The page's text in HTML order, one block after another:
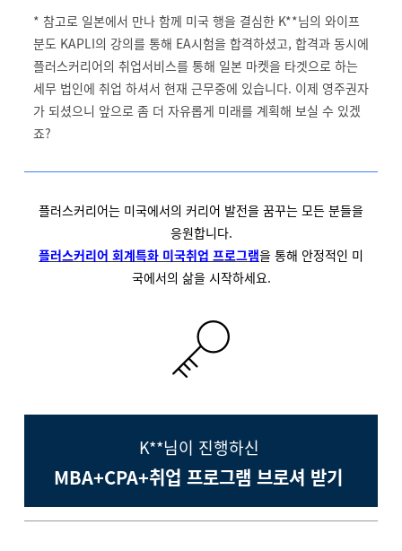
* 참고로 일본에서 만나 함께 미국 행을 결심한 K**님의 와이프
분도 KAPLI의 강의를 통해 EA시험을 합격하셨고, 합격과 동시에
플러스커리어의 취업서비스를 통해 일본 마켓을 타겟으로 하는
세무 법인에 취업 하셔서 현재 근무중에 있습니다. 이제 영주권자
가 되셨으니 앞으로 좀 더 자유롭게 미래를 계획해 보실 수 있겠
죠?
플러스커리어는 미국에서의 커리어 발전을 꿈꾸는 모든 분들을
응원합니다.
플러스커리어 회계특화 미국취업 프로그램을 통해 안정적인 미
국에서의 삶을 시작하세요.
K**님이 진행하신
MBA+CPA+취업 프로그램 브로셔 받기